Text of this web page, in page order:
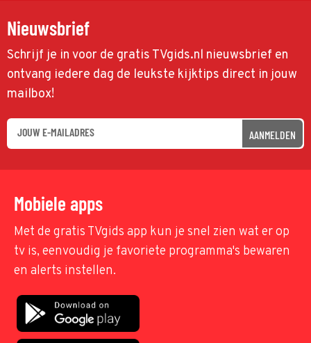
Nieuwsbrief
Schrijf je in voor de gratis TVgids.nl nieuwsbrief en
ontvang iedere dag de leukste kijktips direct in jouw
mailbox!
AANMELDEN
Mobiele apps
Met de gratis TVgids app kun je snel zien wat er op
tv is, eenvoudig je favoriete programma's bewaren
en alerts instellen.